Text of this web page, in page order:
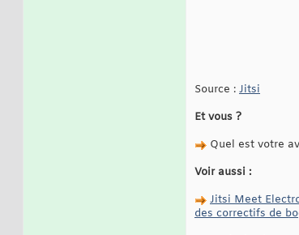
Source : Jitsi
Et vous ?
Quel est votre
Voir aussi :
Jitsi Meet
des correctifs de